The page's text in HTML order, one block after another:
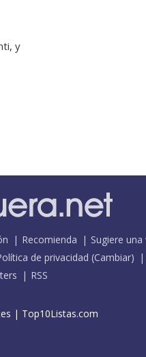
y
Recomienda
Sugiere una
de privacidad (Cambiar)
RSS
| Top10Listas.com